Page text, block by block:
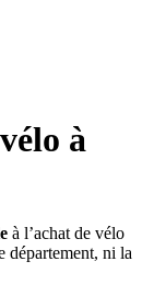
à
à l’achat de vélo
ni la